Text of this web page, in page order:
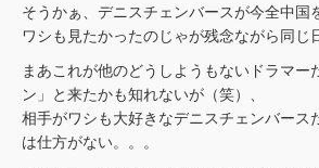
そうかぁ、デニスチェンバースが今全中国
ワシも見たかったのじゃが残念ながら同じ
まあこれが他のどうしようもないドラマー
ン」と来たかも知れないが（笑）、
相手がワシも大好きなデニスチェンバース
は仕方がない。。。